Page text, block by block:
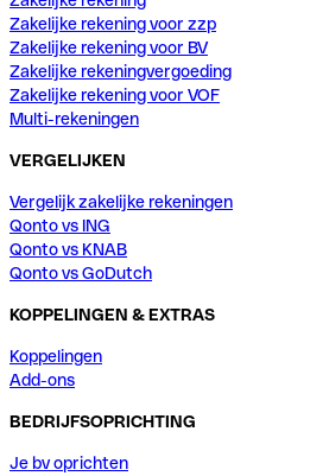
Zakelijke rekening voor zzp
Zakelijke rekening voor BV
Zakelijke rekeningvergoeding
Zakelijke rekening voor VOF
Multi-rekeningen
VERGELIJKEN
Vergelijk zakelijke rekeningen
Qonto vs ING
Qonto vs KNAB
Qonto vs GoDutch
KOPPELINGEN & EXTRAS
Koppelingen
Add-ons
BEDRIJFSOPRICHTING
Je bv oprichten